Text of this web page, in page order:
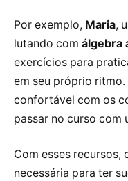
Por exemplo, Maria,
lutando com álgebra
exercícios para
em seu próprio
confortável com os
passar no curso com
Com esses recursos,
necessária para ter